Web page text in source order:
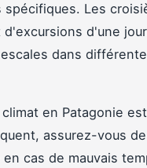
Les
d'une
dans
en Patagonie
assurez-vous
cas de mauvais